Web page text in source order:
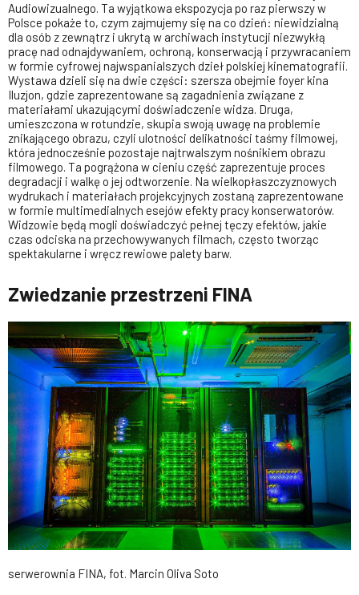
Audiowizualnego. Ta wyjątkowa ekspozycja po raz pierwszy w
Polsce pokaże to, czym zajmujemy się na co dzień: niewidzialną
dla osób z zewnątrz i ukrytą w archiwach instytucji niezwykłą
pracę nad odnajdywaniem, ochroną, konserwacją i przywracaniem
w formie cyfrowej najwspanialszych dzieł polskiej kinematografii.
Wystawa dzieli się na dwie części: szersza obejmie foyer kina
Iluzjon, gdzie zaprezentowane są zagadnienia związane z
materiałami ukazującymi doświadczenie widza. Druga,
umieszczona w rotundzie, skupia swoją uwagę na problemie
znikającego obrazu, czyli ulotności delikatności taśmy filmowej,
która jednocześnie pozostaje najtrwalszym nośnikiem obrazu
filmowego. Ta pogrążona w cieniu część zaprezentuje proces
degradacji i walkę o jej odtworzenie. Na wielkopłaszczyznowych
wydrukach i materiałach projekcyjnych zostaną zaprezentowane
w formie multimedialnych esejów efekty pracy konserwatorów.
Widzowie będą mogli doświadczyć pełnej tęczy efektów, jakie
czas odciska na przechowywanych filmach, często tworząc
spektakularne i wręcz rewiowe palety barw.
Zwiedzanie przestrzeni FINA
serwerownia FINA, fot. Marcin Oliva Soto